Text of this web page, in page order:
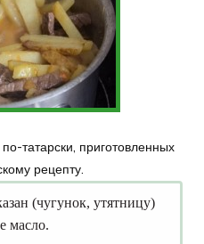
татарски, приготовленных
рецепту.
(чугунок, утятницу)
масло.